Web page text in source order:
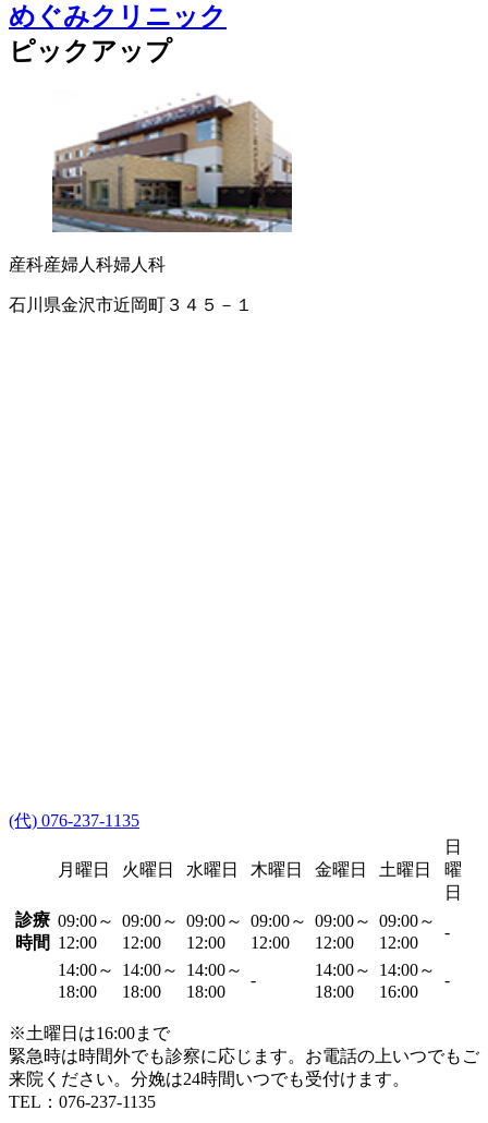
めぐみクリニック
ピックアップ
産科産婦人科婦人科
石川県金沢市近岡町３４５－１
(代) 076-237-1135
月曜日 火曜日 水曜日 木曜日 金曜日 土曜日
日
曜
日
診療
時間
09:00～
12:00
09:00～
12:00
09:00～
12:00
09:00～
12:00
09:00～
12:00
09:00～
12:00
-
14:00～
18:00
14:00～
18:00
14:00～
18:00
-
14:00～
18:00
14:00～
16:00
-
※土曜日は16:00まで
緊急時は時間外でも診察に応じます。お電話の上いつでもご
来院ください。分娩は24時間いつでも受付けます。
TEL：076-237-1135